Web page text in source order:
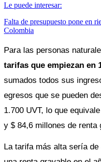
Le puede interesar:
Falta de presupuesto pone en
Colombia
Para las personas
tarifas que empiezan en
sumados todos sus
egresos que se pueden
1.700 UVT, lo que
y $ 84,6 millones de renta
La tarifa más alta sería